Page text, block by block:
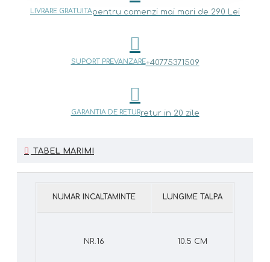
LIVRARE GRATUITApentru comenzi mai mari de 290 Lei
SUPORT PREVANZARE+40775371509
GARANTIA DE RETURretur in 20 zile
TABEL MARIMI
NUMAR INCALTAMINTE LUNGIME TALPA
NR.16 10.5 CM